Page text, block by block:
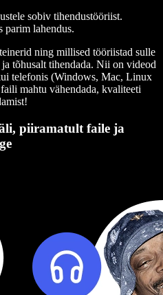
sobiv tihendustööriist.
parim lahendus.
ning millised tööriistad sulle
tõhusalt tihendada. Nii on videod
telefonis (Windows, Mac, Linux
mahtu vähendada, kvaliteeti
piiramatult faile ja